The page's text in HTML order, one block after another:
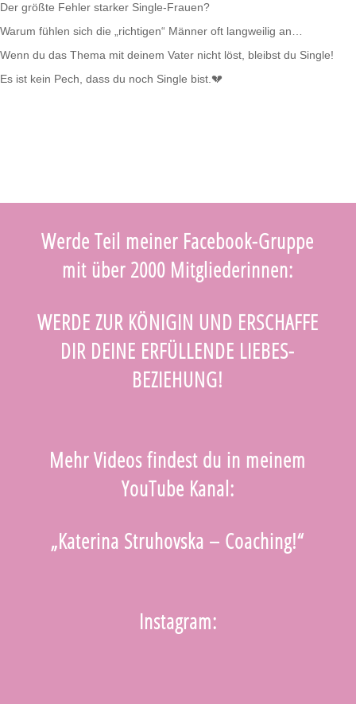
Der größte Fehler starker Single-Frauen?
Warum fühlen sich die „richtigen“ Männer oft langweilig an…
Wenn du das Thema mit deinem Vater nicht löst, bleibst du Single!
Es ist kein Pech, dass du noch Single bist.💔
Werde Teil meiner Facebook-Gruppe
mit über 2000 Mitgliederinnen:
WERDE ZUR KÖNIGIN UND ERSCHAFFE
DIR DEINE ERFÜLLENDE LIEBES-
BEZIEHUNG!
Mehr Videos findest du in meinem
YouTube Kanal:
„Katerina Struhovska – Coaching!“
Instagram: